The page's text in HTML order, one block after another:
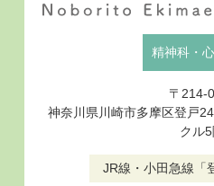
精神科・
〒
神奈川県川崎市多摩区登戸
クル
JR線・小田急線「